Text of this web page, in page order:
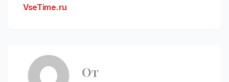
VseTime.ru
От